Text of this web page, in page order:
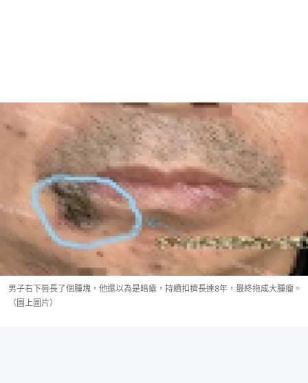
男子右下唇長了個腫塊，他還以為是暗瘡，持續扣擠長達8年，最終拖成大腫瘤。
（圖上圖片）